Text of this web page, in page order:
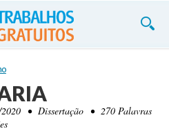
• Dissertação • 270 Palavras